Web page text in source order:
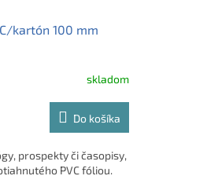
kartón 100 mm
skladom
Do košíka
prospekty či časopisy,
PVC fóliou.